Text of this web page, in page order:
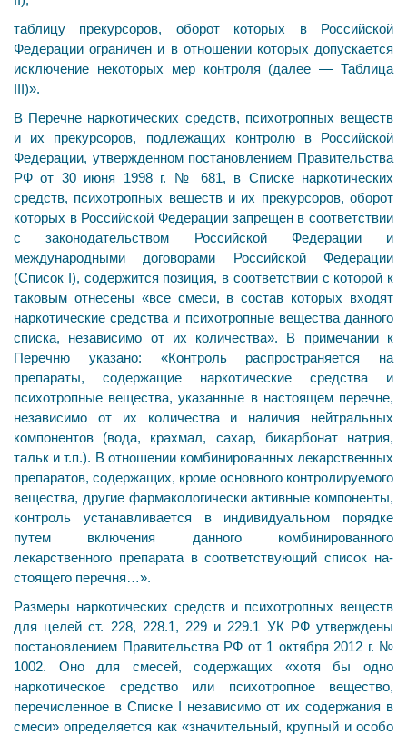
таблицу прекурсоров, оборот которых в Российской
Федерации ограничен и в отношении которых допус­кается
исключение некоторых мер контроля (далее — Таблица
III)».
В Перечне наркотических средств, психотропных ве­ществ
и их прекурсоров, подлежащих контролю в Российской
Федерации, утвержденном постановлением Правительства
РФ от 30 июня 1998 г. № 681, в Списке нар­котических
средств, психотропных веществ и их пре­курсоров, оборот
которых в Российской Федерации за­прещен в соответствии
с законодательством Российской Федерации и
международными договорами Российской Федерации
(Список I), содержится позиция, в соответ­ствии с которой к
таковым отнесены «все смеси, в состав которых входят
наркотические средства и психотропные вещества данного
списка, независимо от их количества». В примечании к
Перечню указано: «Контроль рас­пространяется на
препараты, содержащие наркотические средства и
психотропные вещества, указанные в настоя­щем перечне,
независимо от их количества и наличия нейтральных
компонентов (вода, крахмал, сахар, бикар­бонат натрия,
тальк и т.п.). В отношении комбинированных лекарственных
пре­паратов, содержащих, кроме основного контролируемо­го
вещества, другие фармакологически активные компо­ненты,
контроль устанавливается в индивидуальном по­рядке
путем включения данного комбинированного
лекарственного препарата в соответствующий список на­
стоящего перечня…».
Размеры наркотических средств и психотропных ве­ществ
для целей ст. 228, 228.1, 229 и 229.1 УК РФ утверждены
постановлением Правительства РФ от 1 ок­тября 2012 г. №
1002. Оно для смесей, содержащих «хотя бы одно
наркотическое средство или психотроп­ное вещество,
перечисленное в Списке I независимо от их содержания в
смеси» определяется как «значи­тельный, крупный и особо